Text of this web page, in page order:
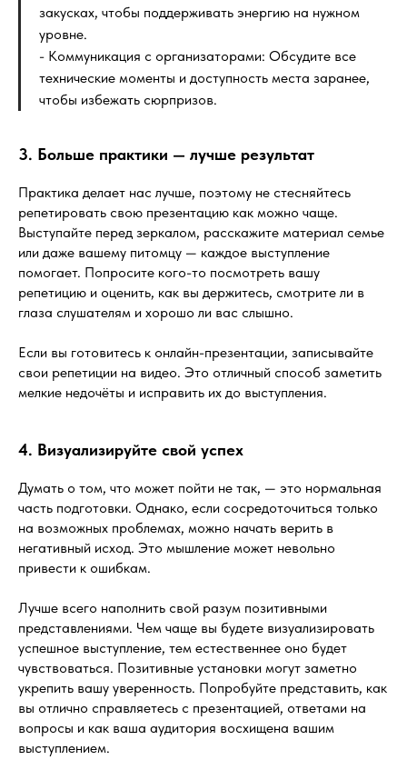
закусках, чтобы поддерживать энергию на нужном
уровне.
- Коммуникация с организаторами: Обсудите все
технические моменты и доступность места заранее,
чтобы избежать сюрпризов.
3. Больше практики — лучше результат
Практика делает нас лучше, поэтому не стесняйтесь
репетировать свою презентацию как можно чаще.
Выступайте перед зеркалом, расскажите материал семье
или даже вашему питомцу — каждое выступление
помогает. Попросите кого-то посмотреть вашу
репетицию и оценить, как вы держитесь, смотрите ли в
глаза слушателям и хорошо ли вас слышно.
Если вы готовитесь к онлайн-презентации, записывайте
свои репетиции на видео. Это отличный способ заметить
мелкие недочёты и исправить их до выступления.
4. Визуализируйте свой успех
Думать о том, что может пойти не так, — это нормальная
часть подготовки. Однако, если сосредоточиться только
на возможных проблемах, можно начать верить в
негативный исход. Это мышление может невольно
привести к ошибкам.
Лучше всего наполнить свой разум позитивными
представлениями. Чем чаще вы будете визуализировать
успешное выступление, тем естественнее оно будет
чувствоваться. Позитивные установки могут заметно
укрепить вашу уверенность. Попробуйте представить, как
вы отлично справляетесь с презентацией, ответами на
вопросы и как ваша аудитория восхищена вашим
выступлением.